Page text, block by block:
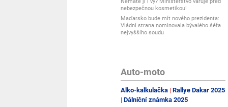
Nemáte ji i vy? Ministerstvo varuje před
nebezpečnou kosmetikou!
Maďarsko bude mít nového prezidenta:
Vládní strana nominovala bývalého šéfa
nejvyššího soudu
Auto-moto
Alko-kalkulačka Rallye Dakar 2025
Dálniční známka 2025